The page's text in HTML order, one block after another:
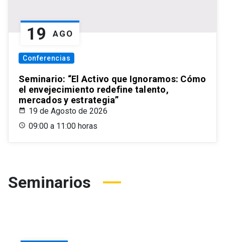
19 AGO
Conferencias
Seminario: “El Activo que Ignoramos: Cómo
el envejecimiento redefine talento,
mercados y estrategia”
19 de Agosto de 2026
09:00 a 11:00 horas
Seminarios